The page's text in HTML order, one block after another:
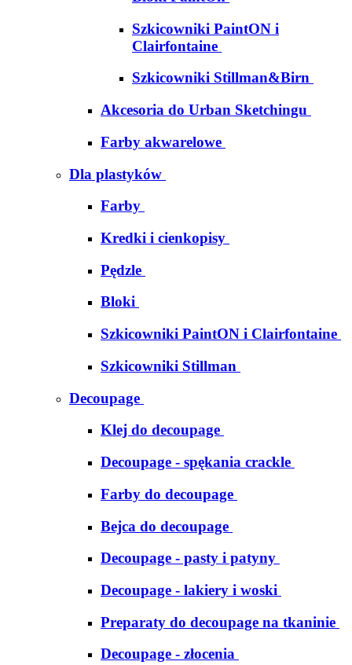
Szkicowniki PaintON i
Clairfontaine
Szkicowniki Stillman&Birn
Akcesoria do Urban Sketchingu
Farby akwarelowe
Dla plastyków
Farby
Kredki i cienkopisy
Pędzle
Bloki
Szkicowniki PaintON i Clairfontaine
Szkicowniki Stillman
Decoupage
Klej do decoupage
Decoupage - spękania crackle
Farby do decoupage
Bejca do decoupage
Decoupage - pasty i patyny
Decoupage - lakiery i woski
Preparaty do decoupage na tkaninie
Decoupage - złocenia